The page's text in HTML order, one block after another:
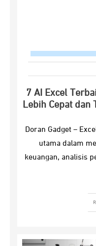
7 AI Excel
Lebih Cepat
Doran Gadget –
utama dalam
keuangan, analisis